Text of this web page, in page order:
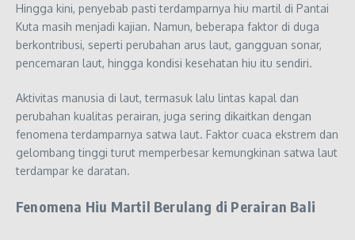
Hingga kini, penyebab pasti terdamparnya hiu martil di Pantai
Kuta masih menjadi kajian. Namun, beberapa faktor di duga
berkontribusi, seperti perubahan arus laut, gangguan sonar,
pencemaran laut, hingga kondisi kesehatan hiu itu sendiri.
Aktivitas manusia di laut, termasuk lalu lintas kapal dan
perubahan kualitas perairan, juga sering dikaitkan dengan
fenomena terdamparnya satwa laut. Faktor cuaca ekstrem dan
gelombang tinggi turut memperbesar kemungkinan satwa laut
terdampar ke daratan.
Fenomena Hiu Martil Berulang di Perairan Bali